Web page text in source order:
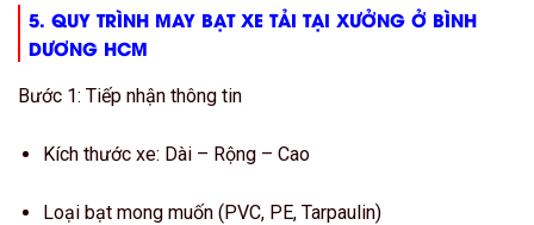
5. QUY TRÌNH MAY BẠT XE TẢI TẠI XƯỞNG Ở BÌNH
DƯƠNG HCM
Bước 1: Tiếp nhận thông tin
Kích thước xe: Dài – Rộng – Cao
Loại bạt mong muốn (PVC, PE, Tarpaulin)